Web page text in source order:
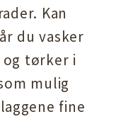
Kan
du vasker
tørker i
mulig
fine